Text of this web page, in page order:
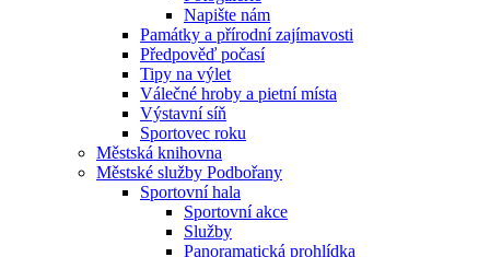
Napište nám
Památky a přírodní zajímavosti
Předpověď počasí
Tipy na výlet
Válečné hroby a pietní místa
Výstavní síň
Sportovec roku
Městská knihovna
Městské služby Podbořany
Sportovní hala
Sportovní akce
Služby
Panoramatická prohlídka